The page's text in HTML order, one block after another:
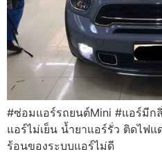
#ซ่อมแอร์รถยนต์Mini #แอร์มีก
แอร์ไม่เย็น น้ำยาแอร์รั่ว ติดไฟ
ร้อนของระบบแอร์ไม่ดี